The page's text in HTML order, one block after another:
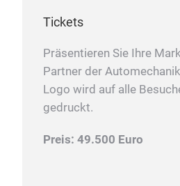
Tickets
Präsentieren Sie Ihre
Partner der
Logo wird auf alle
gedruckt.
Preis: 49.500 Euro